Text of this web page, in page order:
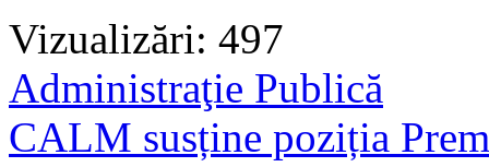
Vizualizări: 497
Administraţie Publică
CALM susține poziția